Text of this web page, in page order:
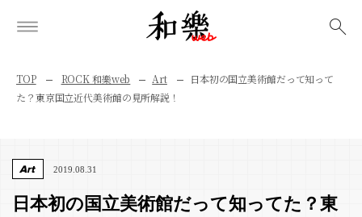
TOP ROCK 和樂web Art
日本初の国立美術館だって知って
た？東京国立近代美術館の見所解説！
Art 2019.08.31
日本初の国立美術館だって知ってた？東